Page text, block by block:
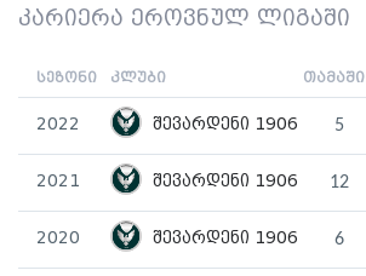
კარიერა ეროვნულ ლიგაში
სეზონი კლუბი თამაში
2022 შევარდენი 1906 5
2021 შევარდენი 1906 12
2020 შევარდენი 1906 6